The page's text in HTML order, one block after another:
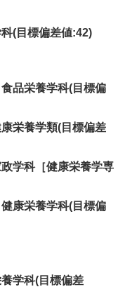
(目標偏差値:42)
品栄養学科(目標偏
栄養学類(目標偏差
学科［健康栄養学専
康栄養学科(目標偏
学科(目標偏差